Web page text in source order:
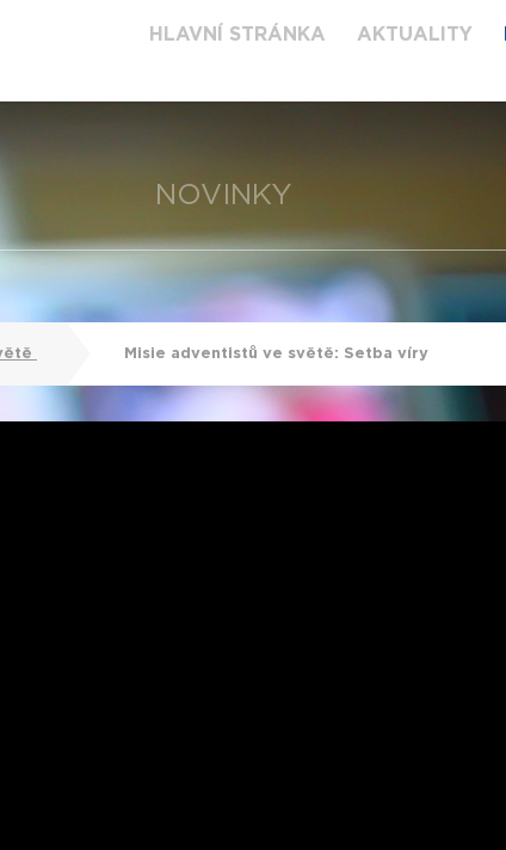
HLAVNÍ STRÁNKA AKTUALITY
NOVINKY
Misie adventistů ve světě: Setba víry